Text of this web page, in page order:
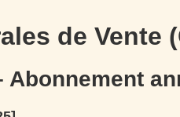
de Vente
Abonnement